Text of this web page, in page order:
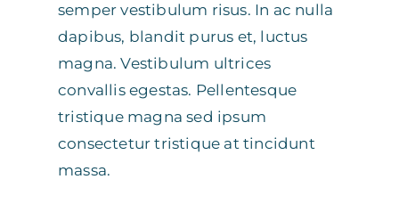
semper vestibulum risus. In ac nulla
dapibus, blandit purus et, luctus
magna. Vestibulum ultrices
convallis egestas. Pellentesque
tristique magna sed ipsum
consectetur tristique at tincidunt
massa.